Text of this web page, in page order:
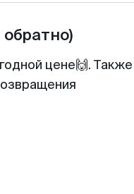
обратно)
цене🙌.